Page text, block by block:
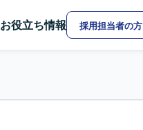
お役立ち情報 採用担当者の方